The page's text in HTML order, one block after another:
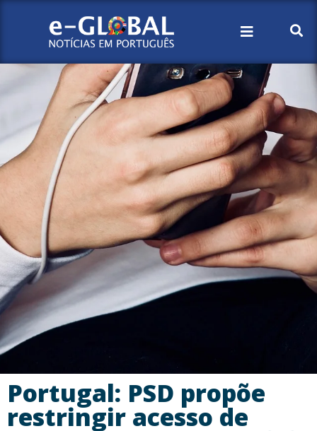
Portugal: PSD propõe
restringir acesso de